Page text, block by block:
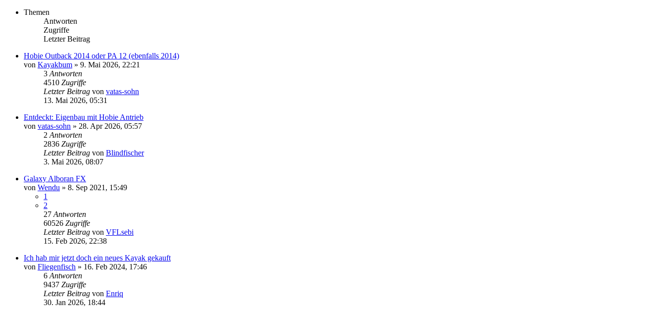
Themen
Antworten
Zugriffe
Letzter Beitrag
Hobie Outback 2014 oder PA 12 (ebenfalls 2014)
von Kayakbum » 9. Mai 2026, 22:21
3 Antworten
4510 Zugriffe
Letzter Beitrag von vatas-sohn
13. Mai 2026, 05:31
Entdeckt: Eigenbau mit Hobie Antrieb
von vatas-sohn » 28. Apr 2026, 05:57
2 Antworten
2836 Zugriffe
Letzter Beitrag von Blindfischer
3. Mai 2026, 08:07
Galaxy Alboran FX
von Wendu » 8. Sep 2021, 15:49
1
2
27 Antworten
60526 Zugriffe
Letzter Beitrag von VFLsebi
15. Feb 2026, 22:38
Ich hab mir jetzt doch ein neues Kayak gekauft
von Fliegenfisch » 16. Feb 2024, 17:46
6 Antworten
9437 Zugriffe
Letzter Beitrag von Enriq
30. Jan 2026, 18:44